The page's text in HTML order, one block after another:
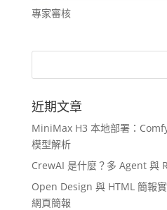
專家審核
近期文章
MiniMax H3 本地部署：
模型解析
CrewAI 是什麼？多 Agent 與
Open Design 與 HTML 簡報
網頁簡報